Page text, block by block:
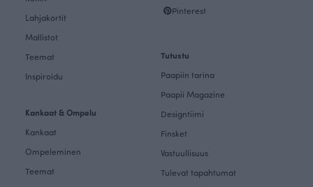
Lahjakortit
Mallistot
Teemat
Inspiroidu
Kankaat & Ompelu
Kankaat
Ompeleminen
Teemat
Pinterest
Tutustu
Paapiin tarina
Paapii Magazine
Designtiimi
Finsket
Vastuullisuus
Tulevat tapahtumat